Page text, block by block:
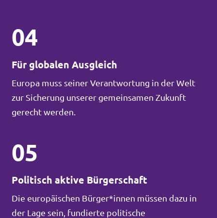
04
Für globalen Ausgleich
Europa muss seiner Verantwortung in der Welt
zur Sicherung unserer gemeinsamen Zukunft
gerecht werden.
05
Politisch aktive Bürgerschaft
Die europäischen Bürger*innen müssen dazu in
der Lage sein, fundierte politische